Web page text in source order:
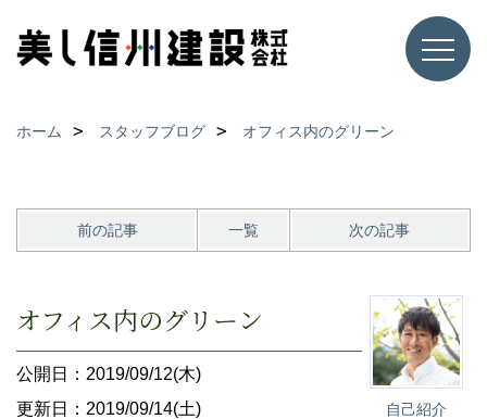
ホーム スタッフブログ オフィス内のグリーン
前の記事 一覧 次の記事
自己紹介
オフィス内のグリーン
公開日：2019/09/12(木)
更新日：2019/09/14(土)